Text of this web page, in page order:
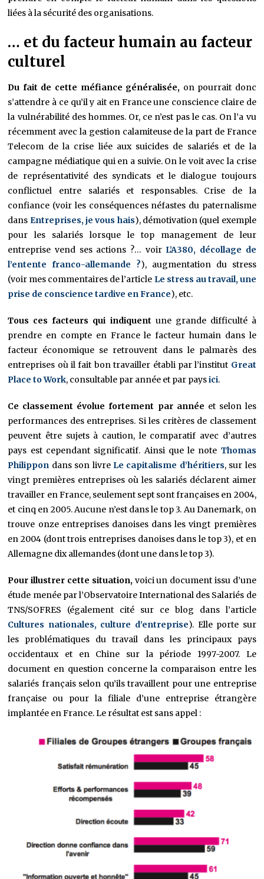
liées à la sécurité des organisations.
… et du facteur humain au facteur
culturel
Du fait de cette méfiance généralisée, on pourrait donc
s’attendre à ce qu’il y ait en France une conscience claire de
la vulnérabilité des hommes. Or, ce n’est pas le cas. On l’a vu
récemment avec la gestion calamiteuse de la part de France
Telecom de la crise liée aux suicides de salariés et de la
campagne médiatique qui en a suivie. On le voit avec la crise
de représentativité des syndicats et le dialogue toujours
conflictuel entre salariés et responsables. Crise de la
confiance (voir les conséquences néfastes du paternalisme
dans Entreprises, je vous hais), démotivation (quel exemple
pour les salariés lorsque le top management de leur
entreprise vend ses actions ?… voir L’A380, décollage de
l’entente franco-allemande ?), augmentation du stress
(voir mes commentaires de l’article Le stress au travail, une
prise de conscience tardive en France), etc.
Tous ces facteurs qui indiquent une grande difficulté à
prendre en compte en France le facteur humain dans le
facteur économique se retrouvent dans le palmarès des
entreprises où il fait bon travailler établi par l’institut Great
Place to Work, consultable par année et par paysici.
Ce classement évolue fortement par année et selon les
performances des entreprises. Si les critères de classement
peuvent être sujets à caution, le comparatif avec d’autres
pays est cependant significatif. Ainsi que le note Thomas
Philippon dans son livre Le capitalisme d’héritiers, sur les
vingt premières entreprises où les salariés déclarent aimer
travailler en France, seulement sept sont françaises en 2004,
et cinq en 2005. Aucune n’est dans le top 3. Au Danemark, on
trouve onze entreprises danoises dans les vingt premières
en 2004 (dont trois entreprises danoises dans le top 3), et en
Allemagne dix allemandes (dont une dans le top 3).
Pour illustrer cette situation,voici un document issu d’une
étude menée par l’Observatoire International des Salariés de
TNS/SOFRES (également cité sur ce blog dans l’article
Cultures nationales, culture d’entreprise). Elle porte sur
les problématiques du travail dans les principaux pays
occidentaux et en Chine sur la période 1997-2007. Le
document en question concerne la comparaison entre les
salariés français selon qu’ils travaillent pour une entreprise
française ou pour la filiale d’une entreprise étrangère
implantée en France. Le résultat est sans appel :